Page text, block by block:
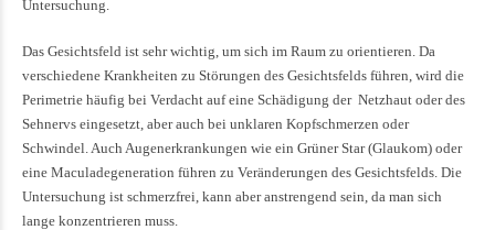
Untersuchung.
Das Gesichtsfeld ist sehr wichtig, um sich im Raum zu orientieren. Da
verschiedene Krankheiten zu Störungen des Gesichtsfelds führen, wird die
Perimetrie häufig bei Verdacht auf eine Schädigung der Netzhaut oder des
Sehnervs eingesetzt, aber auch bei unklaren Kopfschmerzen oder
Schwindel. Auch Augenerkrankungen wie ein Grüner Star (Glaukom) oder
eine Maculadegeneration führen zu Veränderungen des Gesichtsfelds. Die
Untersuchung ist schmerzfrei, kann aber anstrengend sein, da man sich
lange konzentrieren muss.